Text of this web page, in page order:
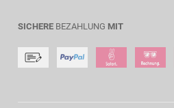
SICHERE BEZAHLUNG MIT